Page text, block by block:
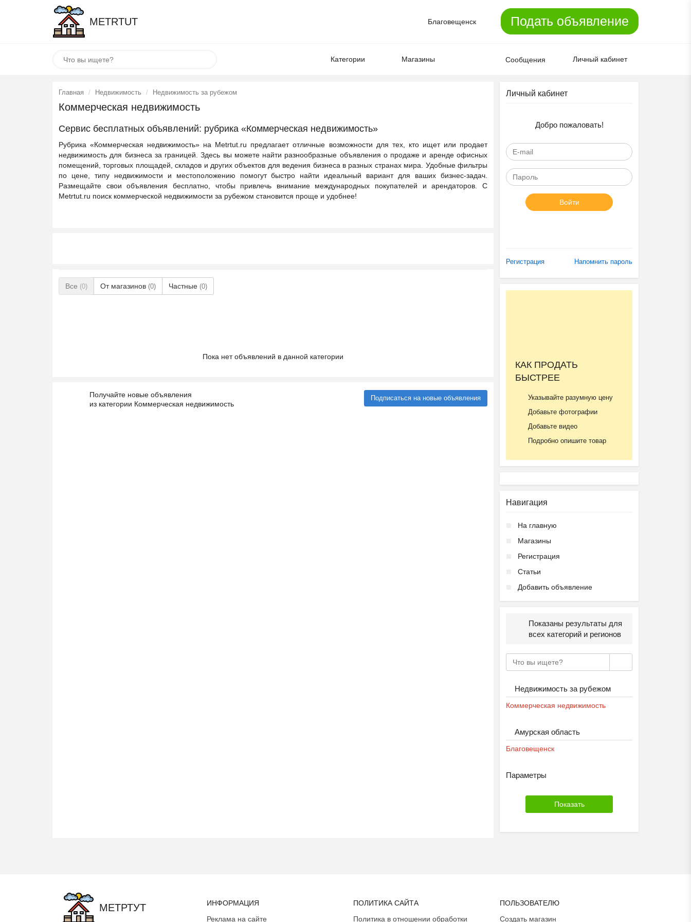
METRTUT Благовещенск Подать объявление
Категории Магазины Сообщения Личный кабинет
Главная Недвижимость Недвижимость за рубежом
Коммерческая недвижимость
Сервис бесплатных объявлений: рубрика «Коммерческая недвижимость»
Рубрика «Коммерческая недвижимость» на Metrtut.ru предлагает отличные возможности для тех, кто ищет или продает
недвижимость для бизнеса за границей. Здесь вы можете найти разнообразные объявления о продаже и аренде офисных
помещений, торговых площадей, складов и других объектов для ведения бизнеса в разных странах мира. Удобные фильтры
по цене, типу недвижимости и местоположению помогут быстро найти идеальный вариант для ваших бизнес-задач.
Размещайте свои объявления бесплатно, чтобы привлечь внимание международных покупателей и арендаторов. С
Metrtut.ru поиск коммерческой недвижимости за рубежом становится проще и удобнее!
Все (0) От магазинов (0) Частные (0)
Пока нет объявлений в данной категории
Получайте новые объявления
из категории Коммерческая недвижимость
Подписаться на новые объявления
Личный кабинет
Добро пожаловать!
Войти
Регистрация Напомнить пароль
КАК ПРОДАТЬ
БЫСТРЕЕ
Указывайте разумную цену
Добавьте фотографии
Добавьте видео
Подробно опишите товар
Навигация
На главную
Магазины
Регистрация
Статьи
Добавить объявление
Показаны результаты для
всех категорий и регионов
Недвижимость за рубежом
Коммерческая недвижимость
Амурская область
Благовещенск
Параметры
МЕТРТУТ
ИНФОРМАЦИЯ
Реклама на сайте
ПОЛИТИКА САЙТА
Политика в отношении обработки
ПОЛЬЗОВАТЕЛЮ
Создать магазин